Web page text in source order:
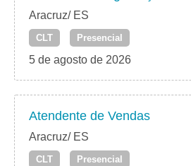
Aracruz/ ES
CLT Presencial
5 de agosto de 2026
Atendente de Vendas
Aracruz/ ES
CLT Presencial